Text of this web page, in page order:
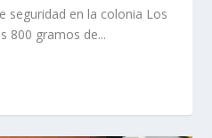
seguridad en la colonia Los
800 gramos de...